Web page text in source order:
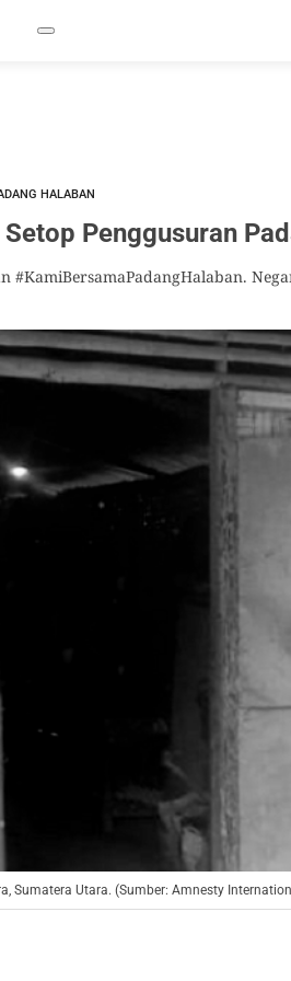
HALABAN
Penggusuran
Sumatera Utara. (Sumber: Amnesty